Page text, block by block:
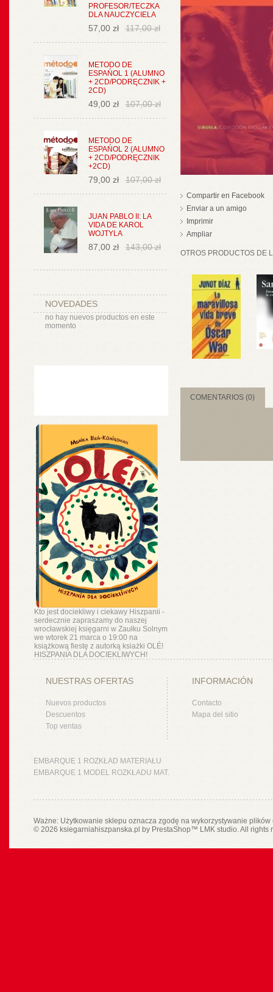
PROFESOR/TECZKA
DLA NAUCZYCIELA
57,00 zł 117,00 zł
METODO DE
ESPAŃOL 1 (ALUMNO
+ 2CD/PODRĘCZNIK +
2CD)
49,00 zł 107,00 zł
METODO DE
ESPAŃOL 2 (ALUMNO
+ 2CD/PODRĘCZNIK
+2CD)
79,00 zł 107,00 zł
JUAN PABLO II: LA
VIDA DE KAROL
WOJTYLA
87,00 zł 143,00 zł
NOVEDADES
no hay nuevos productos en este
momento
Kto jest dociekliwy i ciekawy Hiszpanii -
serdecznie zapraszamy do naszej
wrocławskiej księgarni w Zaułku Solnym
we wtorek 21 marca o 19:00 na
książkową fiestę z autorką ksiażki OLÉ!
HISZPANIA DLA DOCIEKLIWYCH!
Compartir en Facebook
Enviar a un amigo
Imprimir
Ampliar
OTROS PRODUCTOS DE
COMENTARIOS (0)
NUESTRAS OFERTAS
Nuevos productos
Descuentos
Top ventas
INFORMACIÓN
Contacto
Mapa del sitio
EMBARQUE 1 ROZKŁAD MATERIAŁU
EMBARQUE 1 MODEL ROZKŁADU MAT.
Ważne: Użytkowanie sklepu oznacza zgodę na wykorzystywanie
© 2026 ksiegarniahiszpanska.pl by PrestaShop™ LMK studio. All rights